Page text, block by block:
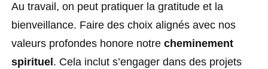
Au travail, on peut pratiquer la gratitude et la
bienveillance. Faire des choix alignés avec nos
valeurs profondes honore notre cheminement
spirituel . Cela inclut s’engager dans des projets